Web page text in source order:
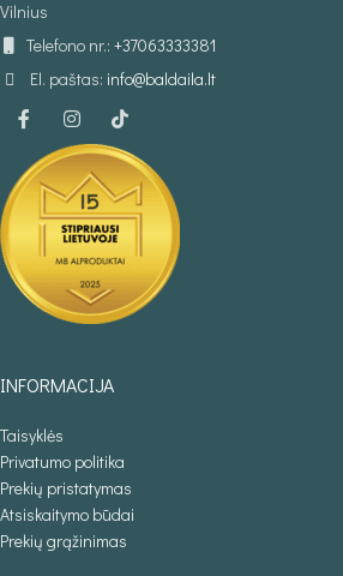
Vilnius
Telefono nr.: +37063333381
El. paštas: info@baldaila.lt
INFORMACIJA
Taisyklės
Privatumo politika
Prekių pristatymas
Atsiskaitymo būdai
Prekių grąžinimas